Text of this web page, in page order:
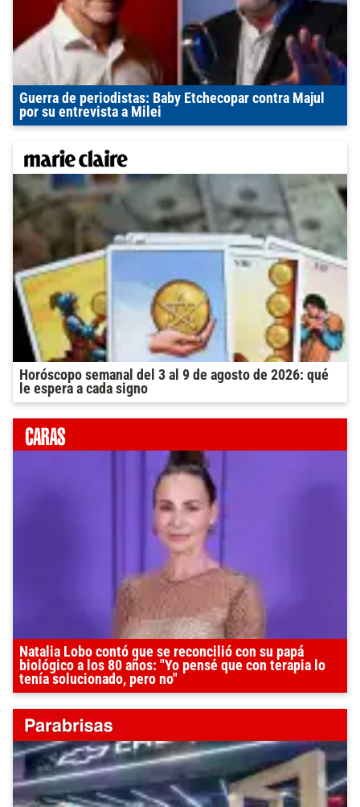
Guerra de periodistas: Baby Etchecopar contra Majul
por su entrevista a Milei
Horóscopo semanal del 3 al 9 de agosto de 2026: qué
le espera a cada signo
Natalia Lobo contó que se reconcilió con su papá
biológico a los 80 años: "Yo pensé que con terapia lo
tenía solucionado, pero no"